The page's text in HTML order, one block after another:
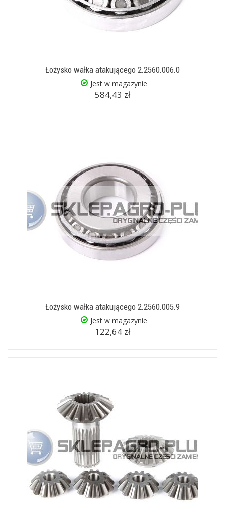
Łożysko wałka atakującego 2.2560.006.0
Jest w magazynie
584,43 zł
Łożysko wałka atakującego 2.2560.005.9
Jest w magazynie
122,64 zł